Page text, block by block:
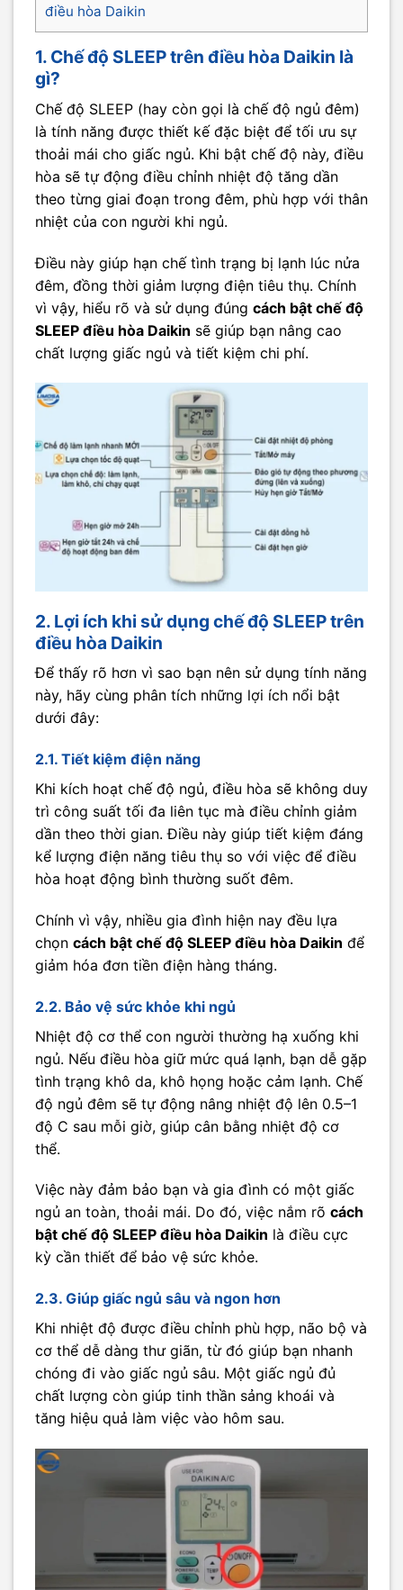
điều hòa Daikin
1. Chế độ SLEEP trên điều hòa Daikin là
gì?
Chế độ SLEEP (hay còn gọi là chế độ ngủ đêm)
là tính năng được thiết kế đặc biệt để tối ưu sự
thoải mái cho giấc ngủ. Khi bật chế độ này, điều
hòa sẽ tự động điều chỉnh nhiệt độ tăng dần
theo từng giai đoạn trong đêm, phù hợp với thân
nhiệt của con người khi ngủ.
Điều này giúp hạn chế tình trạng bị lạnh lúc nửa
đêm, đồng thời giảm lượng điện tiêu thụ. Chính
vì vậy, hiểu rõ và sử dụng đúng cách bật chế độ
SLEEP điều hòa Daikin sẽ giúp bạn nâng cao
chất lượng giấc ngủ và tiết kiệm chi phí.
2. Lợi ích khi sử dụng chế độ SLEEP trên
điều hòa Daikin
Để thấy rõ hơn vì sao bạn nên sử dụng tính năng
này, hãy cùng phân tích những lợi ích nổi bật
dưới đây:
2.1. Tiết kiệm điện năng
Khi kích hoạt chế độ ngủ, điều hòa sẽ không duy
trì công suất tối đa liên tục mà điều chỉnh giảm
dần theo thời gian. Điều này giúp tiết kiệm đáng
kể lượng điện năng tiêu thụ so với việc để điều
hòa hoạt động bình thường suốt đêm.
Chính vì vậy, nhiều gia đình hiện nay đều lựa
chọn cách bật chế độ SLEEP điều hòa Daikin để
giảm hóa đơn tiền điện hàng tháng.
2.2. Bảo vệ sức khỏe khi ngủ
Nhiệt độ cơ thể con người thường hạ xuống khi
ngủ. Nếu điều hòa giữ mức quá lạnh, bạn dễ gặp
tình trạng khô da, khô họng hoặc cảm lạnh. Chế
độ ngủ đêm sẽ tự động nâng nhiệt độ lên 0.5–1
độ C sau mỗi giờ, giúp cân bằng nhiệt độ cơ
thể.
Việc này đảm bảo bạn và gia đình có một giấc
ngủ an toàn, thoải mái. Do đó, việc nắm rõ cách
bật chế độ SLEEP điều hòa Daikin là điều cực
kỳ cần thiết để bảo vệ sức khỏe.
2.3. Giúp giấc ngủ sâu và ngon hơn
Khi nhiệt độ được điều chỉnh phù hợp, não bộ và
cơ thể dễ dàng thư giãn, từ đó giúp bạn nhanh
chóng đi vào giấc ngủ sâu. Một giấc ngủ đủ
chất lượng còn giúp tinh thần sảng khoái và
tăng hiệu quả làm việc vào hôm sau.